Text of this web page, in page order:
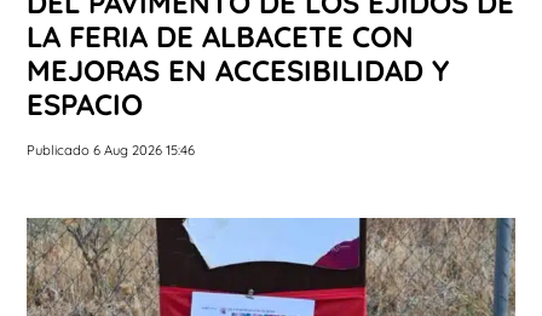
LA FERIA DE ALBACETE CON
MEJORAS EN ACCESIBILIDAD Y
ESPACIO
Publicado 6 Aug 2026 15:46